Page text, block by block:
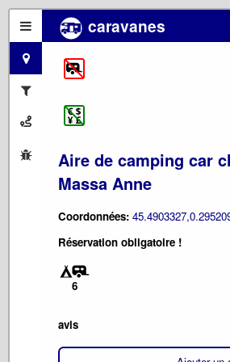
caravanes
Aire de camping car
Massa Anne
Coordonnées:
Réservation obligatoire !
6
avis